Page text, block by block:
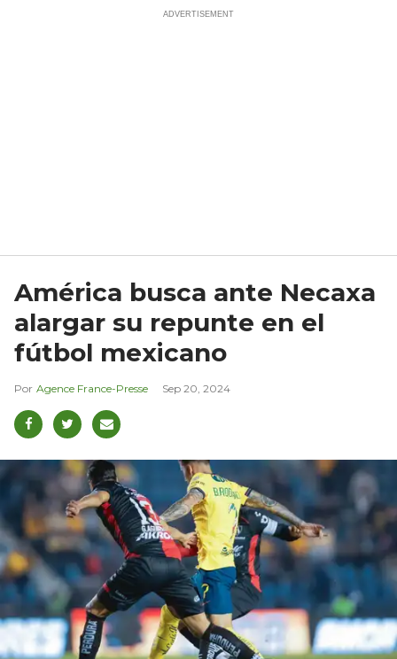
América busca ante Necaxa
alargar su repunte en el
fútbol mexicano
Agence France-Presse Sep 20, 2024